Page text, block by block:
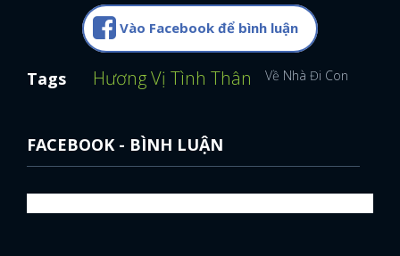
Vào Facebook để bình luận
Tags Hương Vị Tình Thân Về Nhà Đi Con
FACEBOOK - BÌNH LUẬN